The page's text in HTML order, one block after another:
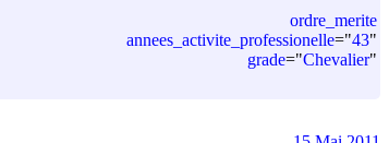
ordre_merite
annees_activite_professionelle="43"
grade="Chevalier"